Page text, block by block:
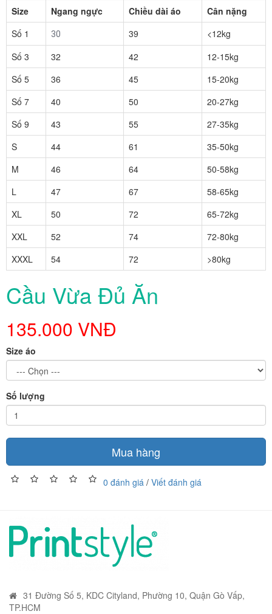
Size Ngang ngực Chiều dài áo
Cân nặng
Số 1
30 39
<12kg
Số 3
32 42
12-15kg
Số 5
36 45
15-20kg
Số 7
40 50
20-27kg
Số 9
43 55
27-35kg
S
44 61
35-50kg
M
46 64
50-58kg
L
47 67
58-65kg
XL
50 72
65-72kg
XXL
52 74
72-80kg
XXXL
54 72 >80kg
Cầu Vừa Đủ Ăn
135.000 VNĐ
Size áo
Số lượng
Mua hàng
0 đánh giá / Viết đánh giá
31 Đường Số 5, KDC Cityland, Phường 10, Quận Gò Vấp,
TP.HCM